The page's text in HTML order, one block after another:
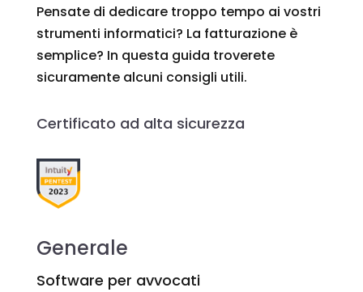
Pensate di dedicare troppo tempo ai vostri
strumenti informatici? La fatturazione è
semplice? In questa guida troverete
sicuramente alcuni consigli utili.
Certificato ad alta sicurezza
Generale
Software per avvocati